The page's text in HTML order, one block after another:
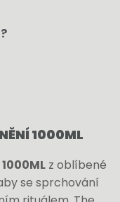
1000ML
1000ML z oblíbené
se sprchování